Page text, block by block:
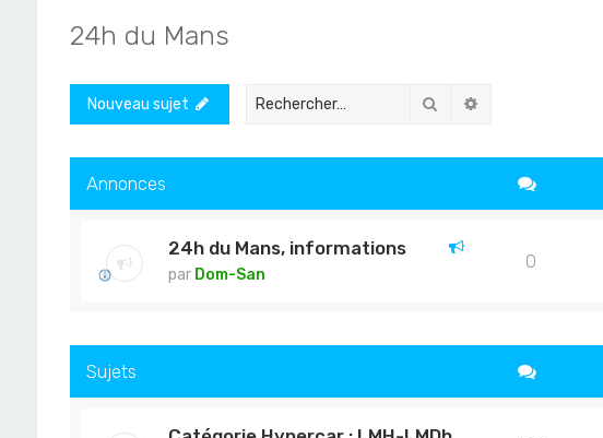
24h du Mans
Nouveau sujet Rechercher
Annonces
24h du Mans, informations
par Dom-San
0
Sujets